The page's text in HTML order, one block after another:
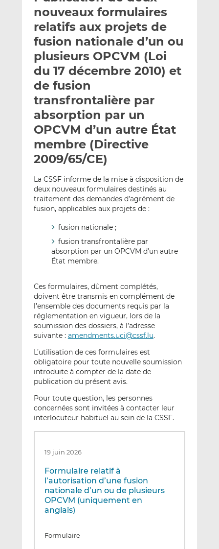
e
r
p
a
r
m
i
g
e
r
s
u
L
n
e
d
I
g
e
r
s
u
r
F
c
b
o
o
nouveaux formulaires
relatifs aux projets de
fusion nationale d’un ou
plusieurs OPCVM (Loi
du 17 décembre 2010) et
de fusion
transfrontalière par
absorption par un
OPCVM d’un autre État
membre (Directive
2009/65/CE)
La CSSF informe de la mise à disposition de
deux nouveaux formulaires destinés au
traitement des demandes d’agrément de
fusion, applicables aux projets de :
fusion nationale ;
fusion transfrontalière par
absorption par un OPCVM d’un autre
État membre.
Ces formulaires, dûment complétés,
doivent être transmis en complément de
l’ensemble des documents requis par la
réglementation en vigueur, lors de la
soumission des dossiers, à l’adresse
suivante : amendments.uci@cssf.lu.
L’utilisation de ces formulaires est
obligatoire pour toute nouvelle soumission
introduite à compter de la date de
publication du présent avis.
Pour toute question, les personnes
concernées sont invitées à contacter leur
interlocuteur habituel au sein de la CSSF.
19 juin 2026
Formulaire relatif à
l’autorisation d’une fusion
nationale d’un ou de plusieurs
OPCVM (uniquement en
anglais)
Formulaire